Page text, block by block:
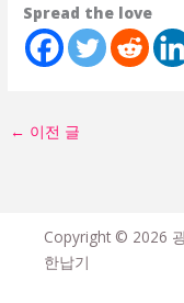
Spread the love
← 이전 글
Copyright © 2026
한납기